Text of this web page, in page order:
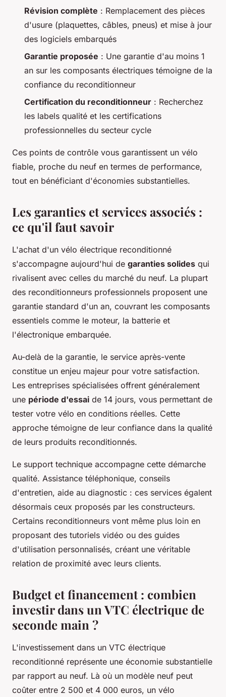
Révision complète : Remplacement des pièces
d'usure (plaquettes, câbles, pneus) et mise à jour
des logiciels embarqués
Garantie proposée : Une garantie d'au moins 1
an sur les composants électriques témoigne de la
confiance du reconditionneur
Certification du reconditionneur : Recherchez
les labels qualité et les certifications
professionnelles du secteur cycle
Ces points de contrôle vous garantissent un vélo
fiable, proche du neuf en termes de performance,
tout en bénéficiant d'économies substantielles.
Les garanties et services associés :
ce qu'il faut savoir
L'achat d'un vélo électrique reconditionné
s'accompagne aujourd'hui de garanties solides qui
rivalisent avec celles du marché du neuf. La plupart
des reconditionneurs professionnels proposent une
garantie standard d'un an, couvrant les composants
essentiels comme le moteur, la batterie et
l'électronique embarquée.
Au-delà de la garantie, le service après-vente
constitue un enjeu majeur pour votre satisfaction.
Les entreprises spécialisées offrent généralement
une période d'essai de 14 jours, vous permettant de
tester votre vélo en conditions réelles. Cette
approche témoigne de leur confiance dans la qualité
de leurs produits reconditionnés.
Le support technique accompagne cette démarche
qualité. Assistance téléphonique, conseils
d'entretien, aide au diagnostic : ces services égalent
désormais ceux proposés par les constructeurs.
Certains reconditionneurs vont même plus loin en
proposant des tutoriels vidéo ou des guides
d'utilisation personnalisés, créant une véritable
relation de proximité avec leurs clients.
Budget et financement : combien
investir dans un VTC électrique de
seconde main ?
L'investissement dans un VTC électrique
reconditionné représente une économie substantielle
par rapport au neuf. Là où un modèle neuf peut
coûter entre 2 500 et 4 000 euros, un vélo